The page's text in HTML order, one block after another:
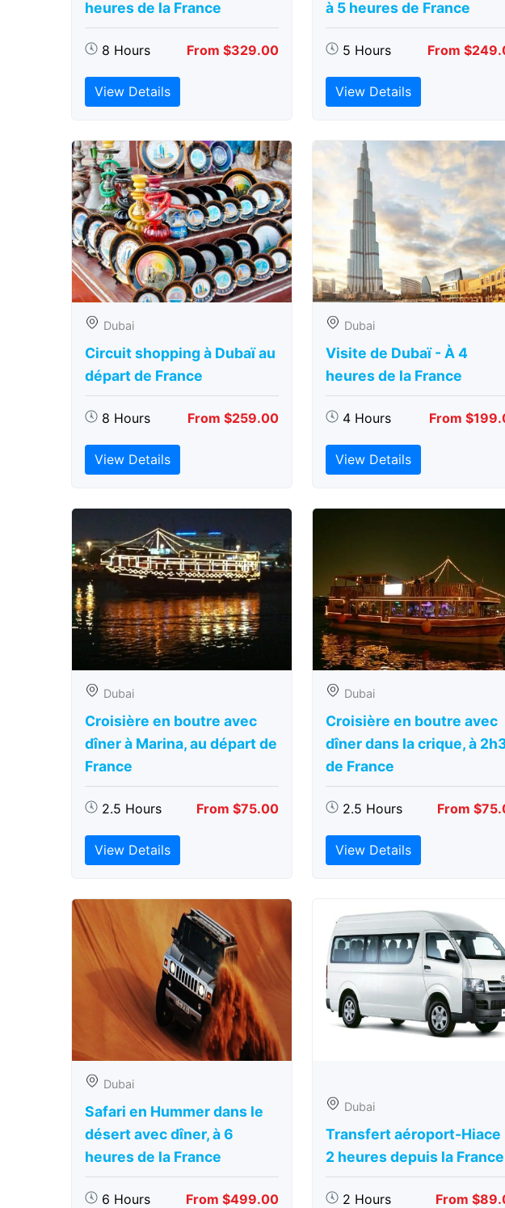
heures de la France
8 Hours From $329.00
View Details
à 5 heures de France
5 Hours From
View Details
Dubai
Circuit shopping à Dubaï au
départ de France
8 Hours From $259.00
View Details
Dubai
Visite de Dubaï - À 4
heures de la France
4 Hours From
View Details
Dubai
Croisière en boutre avec
dîner à Marina, au départ de
France
2.5 Hours From $75.00
View Details
Dubai
Croisière en boutre avec
dîner dans la crique, à
de France
2.5 Hours From
View Details
Dubai
Safari en Hummer dans le
désert avec dîner, à 6
heures de la France
6 Hours From $499.00
Dubai
Transfert aéroport-Hiace
2 heures depuis la France
2 Hours From